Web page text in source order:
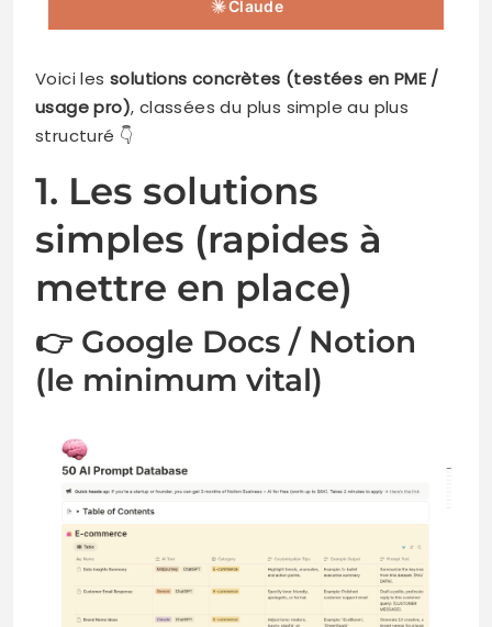
Claude
Voici les solutions concrètes (testées en PME /
usage pro), classées du plus simple au plus
structuré 👇
1. Les solutions
simples (rapides à
mettre en place)
👉 Google Docs / Notion
(le minimum vital)